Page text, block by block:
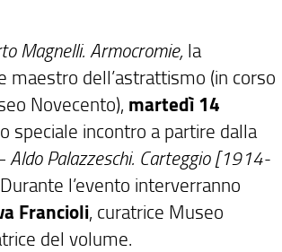
Magnelli. Armocromie, la
maestro dell’astrattismo (in corso
Novecento), martedì 14
speciale incontro a partire dalla
Aldo Palazzeschi. Carteggio [1914-
l’evento interverranno
Francioli, curatrice Museo
del volume.